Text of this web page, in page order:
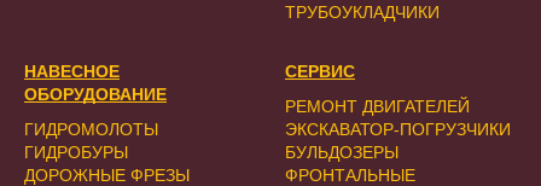
НАВЕСНОЕ
ОБОРУДОВАНИЕ
ГИДРОМОЛОТЫ
ГИДРОБУРЫ
ДОРОЖНЫЕ ФРЕЗЫ
ТРУБОУКЛАДЧИКИ
СЕРВИС
РЕМОНТ ДВИГАТЕЛЕЙ
ЭКСКАВАТОР-ПОГРУЗЧИКИ
БУЛЬДОЗЕРЫ
ФРОНТАЛЬНЫЕ